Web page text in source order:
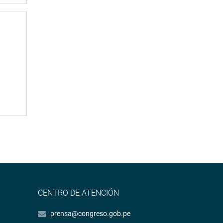
CENTRO DE ATENCIÓN
prensa@congreso.gob.pe